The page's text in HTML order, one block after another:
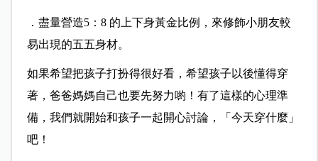
．盡量營造5：8 的上下身黃金比例，來修飾小朋友較
易出現的五五身材。
如果希望把孩子打扮得很好看，希望孩子以後懂得穿
著，爸爸媽媽自己也要先努力喲！有了這樣的心理準
備，我們就開始和孩子一起開心討論，「今天穿什麼」
吧！